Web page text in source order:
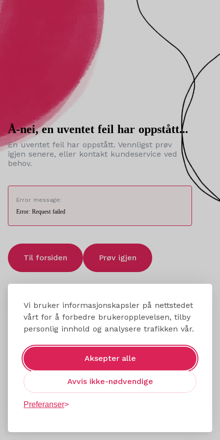
Vi bruker informasjonskapsler på nettstedet
vårt for å forbedre brukeropplevelsen, tilby
personlig innhold og analysere trafikken vår.
Aksepter alle
Avvis ikke-nødvendige
Preferanser
Å-nei, en uventet feil har oppstått...
En uventet feil har oppstått. Vennligst prøv
igjen senere, eller kontakt kundeservice ved
behov.
Error message:
Error: Request failed
Til forsiden Prøv igjen